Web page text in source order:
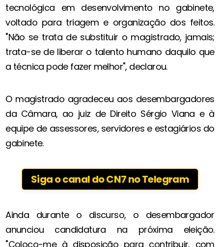
tecnológica em desenvolvimento no gabinete,
voltado para triagem e organização dos feitos.
"Não se trata de substituir o magistrado, jamais;
trata-se de liberar o talento humano daquilo que
a técnica pode fazer melhor", declarou.
O magistrado agradeceu aos desembargadores
da Câmara, ao juiz de Direito Sérgio Viana e à
equipe de assessores, servidores e estagiários do
gabinete.
Siga o canal do CN7 no Telegram
Ainda durante o discurso, o desembargador
anunciou candidatura na próxima eleição.
"Coloco-me à disposição para contribuir, com